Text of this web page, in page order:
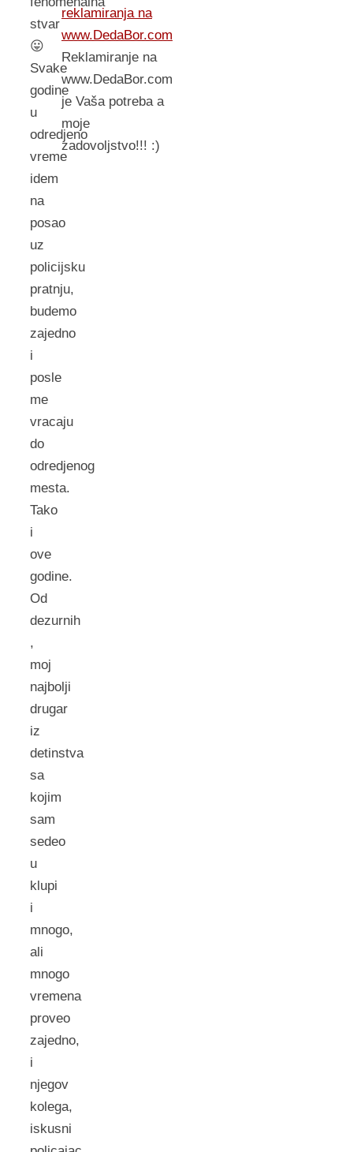
stvar
😛
Svake
godine
u
odredjeno
vreme
idem
na
posao
uz
policijsku
pratnju,
budemo
zajedno
i
posle
me
vracaju
do
odredjenog
mesta.
Tako
i
ove
godine.
Od
dezurnih
,
moj
najbolji
drugar
iz
detinstva
sa
kojim
sam
sedeo
u
klupi
i
mnogo,
ali
mnogo
vremena
proveo
zajedno,
i
njegov
kolega,
iskusni
reklamiranja na
www.DedaBor.com
Reklamiranje na
www.DedaBor.com
je Vaša potreba a
moje
zadovoljstvo!!! :)